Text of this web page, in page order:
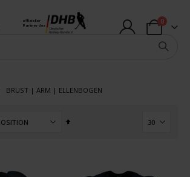
offizieller
Partner des
Warenkorb
0Artikel
BRUST | ARM | ELLENBOGEN
In